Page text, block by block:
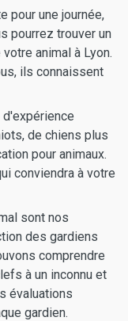
pour une journée,
pourrez trouver un
animal à Lyon.
ils connaissent
de chiens plus
pour animaux.
conviendra à votre
sont nos
des gardiens
comprendre
à un inconnu et
évaluations
gardien.